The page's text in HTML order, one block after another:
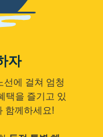
자
선에 걸쳐 엄청
택을 즐기고 있
함께하세요!